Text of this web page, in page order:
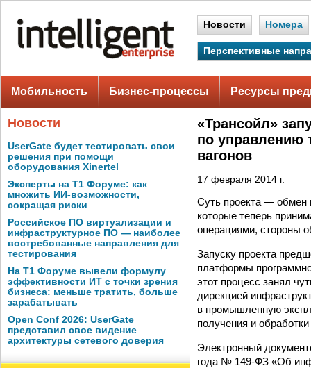
Новости Номера
Перспективные
Мобильность Бизнес-процессы Ресурсы
Новости
UserGate будет тестировать свои
решения при помощи
оборудования Xinertel
Эксперты на Т1 Форуме: как
множить ИИ-возможности,
сокращая риски
Российское ПО виртуализации и
инфраструктурное ПО — наиболее
востребованные направления для
тестирования
На Т1 Форуме вывели формулу
эффективности ИТ с точки зрения
бизнеса: меньше тратить, больше
зарабатывать
Open Conf 2026: UserGate
представил свое видение
архитектуры сетевого доверия
«Трансойл»
по управлению
вагонов
17 февраля 2014 г.
Суть проекта — обмен
которые теперь
операциями, стороны
Запуску проекта
платформы
этот процесс занял
дирекцией
в промышленную
получения и
Электронный
года № 149-ФЗ «Об